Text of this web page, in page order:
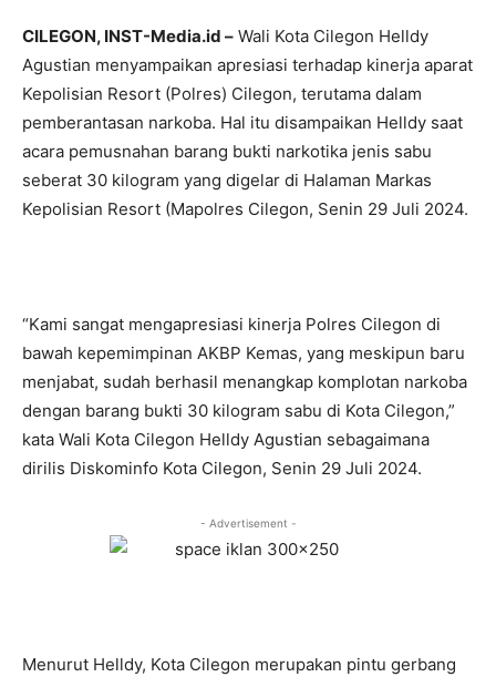
CILEGON, INST-Media.id – Wali Kota Cilegon Helldy
Agustian menyampaikan apresiasi terhadap kinerja aparat
Kepolisian Resort (Polres) Cilegon, terutama dalam
pemberantasan narkoba. Hal itu disampaikan Helldy saat
acara pemusnahan barang bukti narkotika jenis sabu
seberat 30 kilogram yang digelar di Halaman Markas
Kepolisian Resort (Mapolres Cilegon, Senin 29 Juli 2024.
“Kami sangat mengapresiasi kinerja Polres Cilegon di
bawah kepemimpinan AKBP Kemas, yang meskipun baru
menjabat, sudah berhasil menangkap komplotan narkoba
dengan barang bukti 30 kilogram sabu di Kota Cilegon,”
kata Wali Kota Cilegon Helldy Agustian sebagaimana
dirilis Diskominfo Kota Cilegon, Senin 29 Juli 2024.
- Advertisement -
Menurut Helldy, Kota Cilegon merupakan pintu gerbang